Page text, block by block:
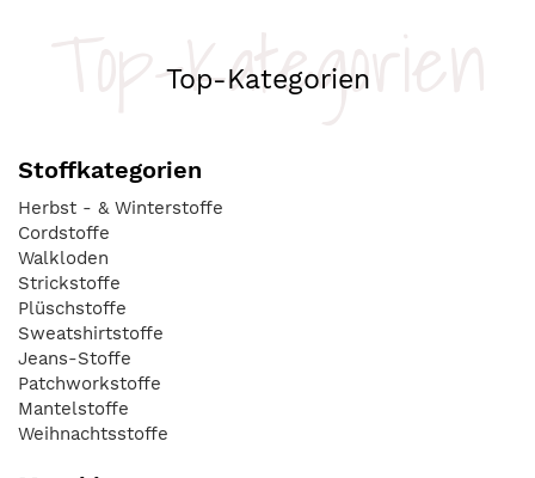
Top-Kategorien
Top-Kategorien
Stoffkategorien
Herbst - & Winterstoffe
Cordstoffe
Walkloden
Strickstoffe
Plüschstoffe
Sweatshirtstoffe
Jeans-Stoffe
Patchworkstoffe
Mantelstoffe
Weihnachtsstoffe